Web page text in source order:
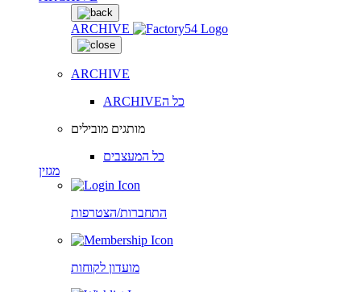
ARCHIVE
ARCHIVE
ARCHIVEכל ה
מותגים מובילים
כל המעצבים
מגזין
התחברות/הצטרפות
מועדון לקוחות